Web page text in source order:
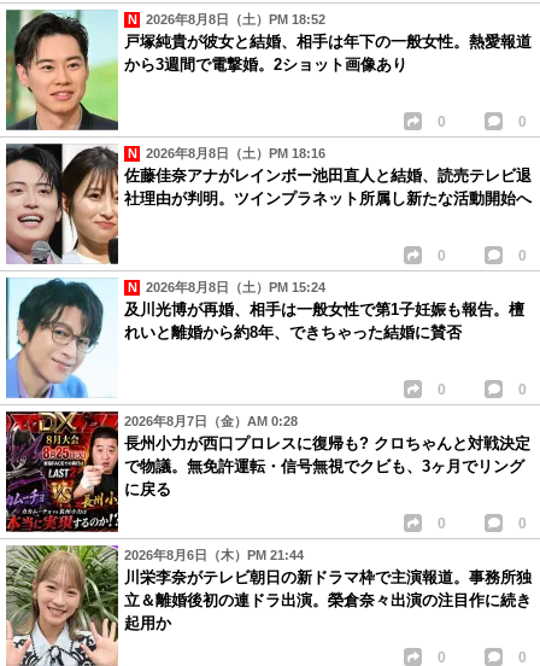
2026年8月8日（土）PM 18:52
戸塚純貴が彼女と結婚、相手は年下の一般女性。熱愛報道
から3週間で電撃婚。2ショット画像あり
0 0
2026年8月8日（土）PM 18:16
佐藤佳奈アナがレインボー池田直人と結婚、読売テレビ退
社理由が判明。ツインプラネット所属し新たな活動開始へ
0 0
2026年8月8日（土）PM 15:24
及川光博が再婚、相手は一般女性で第1子妊娠も報告。檀
れいと離婚から約8年、できちゃった結婚に賛否
0 0
2026年8月7日（金）AM 0:28
長州小力が西口プロレスに復帰も? クロちゃんと対戦決定
で物議。無免許運転・信号無視でクビも、3ヶ月でリング
に戻る
0 0
2026年8月6日（木）PM 21:44
川栄李奈がテレビ朝日の新ドラマ枠で主演報道。事務所独
立＆離婚後初の連ドラ出演。榮倉奈々出演の注目作に続き
起用か
0 0